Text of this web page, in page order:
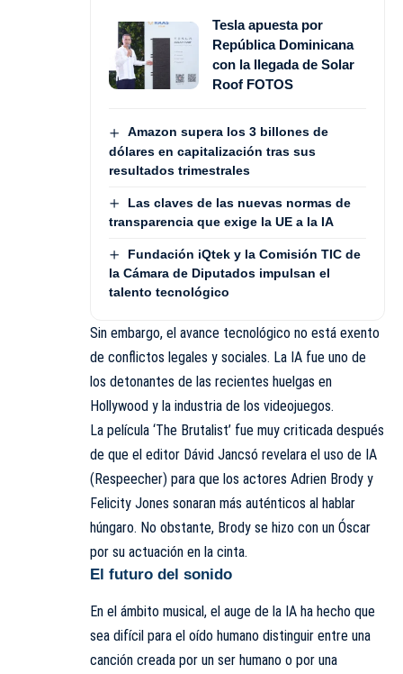
Tesla apuesta por
República Dominicana
con la llegada de Solar
Roof FOTOS
Amazon supera los 3 billones de
dólares en capitalización tras sus
resultados trimestrales
Las claves de las nuevas normas de
transparencia que exige la UE a la IA
Fundación iQtek y la Comisión TIC de
la Cámara de Diputados impulsan el
talento tecnológico
Sin embargo, el avance tecnológico no está exento
de conflictos legales y sociales. La IA fue uno de
los detonantes de las recientes huelgas en
Hollywood y la industria de los videojuegos.
La película ‘The Brutalist’ fue muy criticada después
de que el editor Dávid Jancsó revelara el uso de IA
(Respeecher) para que los actores Adrien Brody y
Felicity Jones sonaran más auténticos al hablar
húngaro. No obstante, Brody se hizo con un Óscar
por su actuación en la cinta.
El futuro del sonido
En el ámbito musical, el auge de la IA ha hecho que
sea difícil para el oído humano distinguir entre una
canción creada por un ser humano o por una